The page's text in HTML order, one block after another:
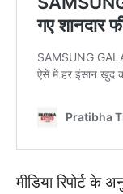
मीडिया रिपोर्ट